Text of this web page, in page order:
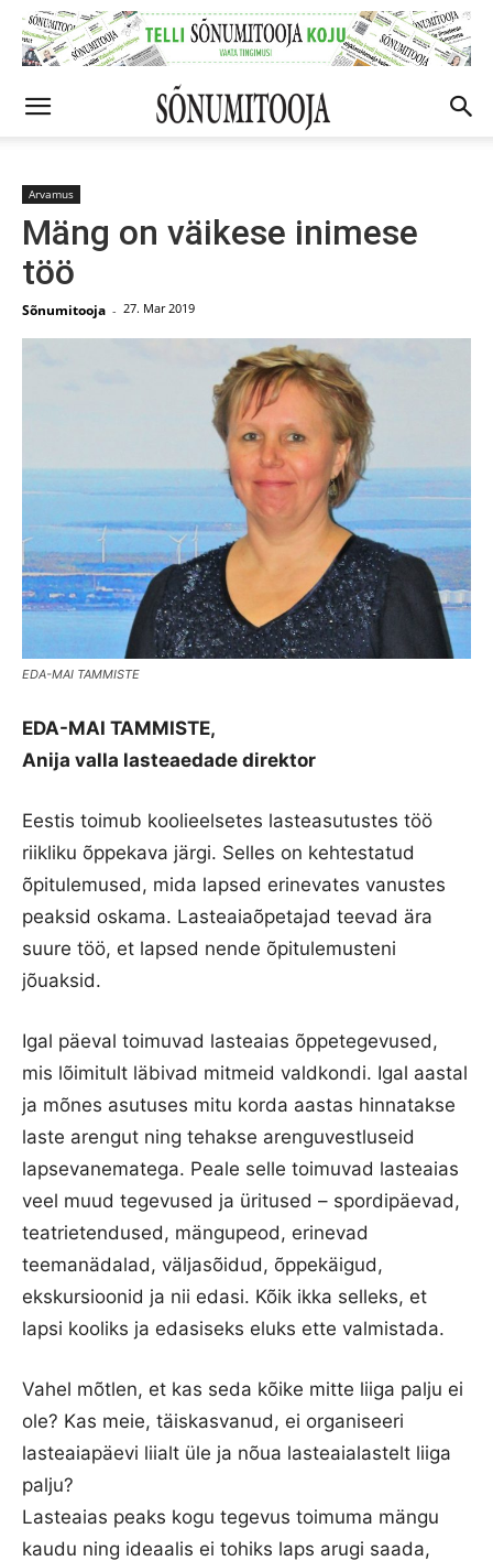
Arvamus
Mäng on väikese inimese
töö
Sõnumitooja - 27. Mar 2019
EDA-MAI TAMMISTE
EDA-MAI TAMMISTE,
Anija valla lasteaedade direktor
Eestis toimub koolieelsetes lasteasutustes töö
riikliku õppekava järgi. Selles on kehtestatud
õpitulemused, mida lapsed erinevates vanustes
peaksid oskama. Lasteaiaõpetajad teevad ära
suure töö, et lapsed nende õpitulemusteni
jõuaksid.
Igal päeval toimuvad lasteaias õppetegevused,
mis lõimitult läbivad mitmeid valdkondi. Igal aastal
ja mõnes asutuses mitu korda aastas hinnatakse
laste arengut ning tehakse arenguvestluseid
lapsevanematega. Peale selle toimuvad lasteaias
veel muud tegevused ja üritused – spordipäevad,
teatrietendused, mängupeod, erinevad
teemanädalad, väljasõidud, õppekäigud,
ekskursioonid ja nii edasi. Kõik ikka selleks, et
lapsi kooliks ja edasiseks eluks ette valmistada.
Vahel mõtlen, et kas seda kõike mitte liiga palju ei
ole? Kas meie, täiskasvanud, ei organiseeri
lasteaiapäevi liialt üle ja nõua lasteaialastelt liiga
palju?
Lasteaias peaks kogu tegevus toimuma mängu
kaudu ning ideaalis ei tohiks laps arugi saada,